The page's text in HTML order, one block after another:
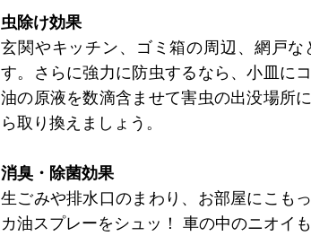
虫除け効果
玄関やキッチン、ゴミ箱の周辺、網戸
す。さらに強力に防虫するなら、小皿に
油の原液を数滴含ませて害虫の出没場所
ら取り換えましょう。
消臭・除菌効果
生ごみや排水口のまわり、お部屋にこも
カ油スプレーをシュッ！ 車の中のニオイ